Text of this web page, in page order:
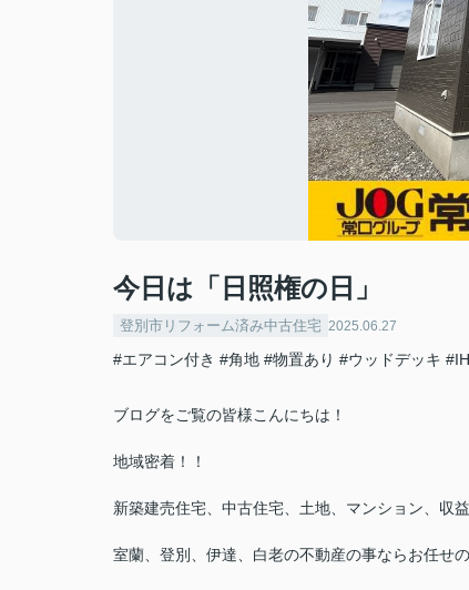
今日は「日照権の日」
登別市リフォーム済み中古住宅 2025.06.27
#エアコン付き #角地 #物置あり #ウッドデッキ
ブログをご覧の皆様こんにちは！
地域密着！！
新築建売住宅、中古住宅、土地、マンション、収
室蘭、登別、伊達、白老の不動産の事ならお任せの